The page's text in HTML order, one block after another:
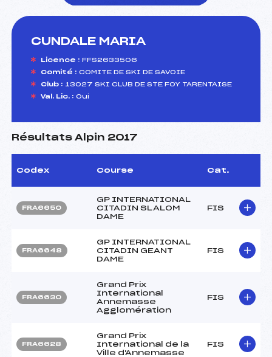
CUNDALE MARIA
Licence : FFS2633506
Comité : COMITE DE SKI DE SAVOIE
Club : 13027 SKI CLUB DE STE FOY TARENTAISE
Val. Lic. : Oui
Résultats Alpin 2017
Codex Course Cat.
FRA6650
GP INTERNATIONAL
CITADIN SLALOM
DAME
FIS
FRA6648
GP INTERNATIONAL
CITADIN GEANT
DAME
FIS
FRA6630
Grand Prix
International
Annemasse
Agglomération
FIS
FRA6628
Grand Prix
International de la
Ville d'Annemasse
FIS